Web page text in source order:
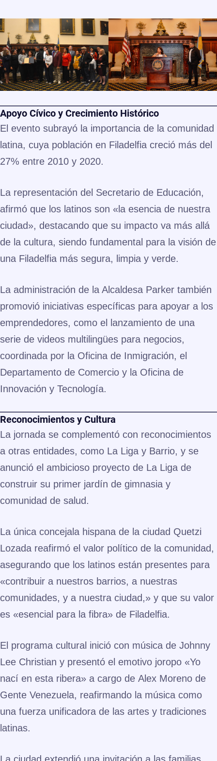
Apoyo Cívico y Crecimiento Histórico
El evento subrayó la importancia de la comunidad
latina, cuya población en Filadelfia creció más del
27% entre 2010 y 2020.
La representación del Secretario de Educación,
afirmó que los latinos son «la esencia de nuestra
ciudad», destacando que su impacto va más allá
de la cultura, siendo fundamental para la visión de
una Filadelfia más segura, limpia y verde.
La administración de la Alcaldesa Parker también
promovió iniciativas específicas para apoyar a los
emprendedores, como el lanzamiento de una
serie de videos multilingües para negocios,
coordinada por la Oficina de Inmigración, el
Departamento de Comercio y la Oficina de
Innovación y Tecnología.
Reconocimientos y Cultura
La jornada se complementó con reconocimientos
a otras entidades, como La Liga y Barrio, y se
anunció el ambicioso proyecto de La Liga de
construir su primer jardín de gimnasia y
comunidad de salud.
La única concejala hispana de la ciudad Quetzi
Lozada reafirmó el valor político de la comunidad,
asegurando que los latinos están presentes para
«contribuir a nuestros barrios, a nuestras
comunidades, y a nuestra ciudad,» y que su valor
es «esencial para la fibra» de Filadelfia.
El programa cultural inició con música de Johnny
Lee Christian y presentó el emotivo joropo «Yo
nací en esta ribera» a cargo de Alex Moreno de
Gente Venezuela, reafirmando la música como
una fuerza unificadora de las artes y tradiciones
latinas.